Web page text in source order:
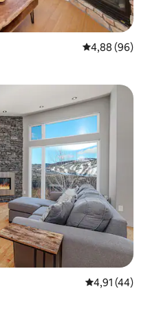
Gemiddelde
4,88 (96)
Gemiddelde
4,91 (44)